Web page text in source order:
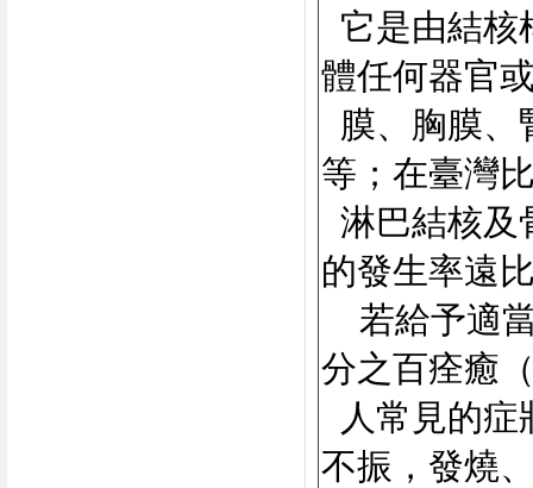
它是由結核
體任何器官
膜、胸膜、
等；在臺灣
淋巴結核及
的發生率遠
若給予適
分之百痊癒
人常見的症
不振，發燒